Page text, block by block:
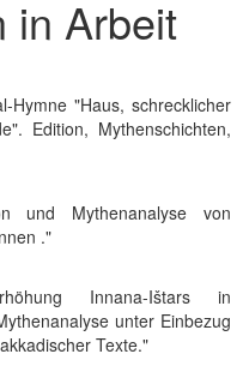
in Arbeit
Hymne "Haus, schrecklicher
Edition, Mythenschichten,
und Mythenanalyse von
."
Innana-Ištars in
unter Einbezug
Texte."